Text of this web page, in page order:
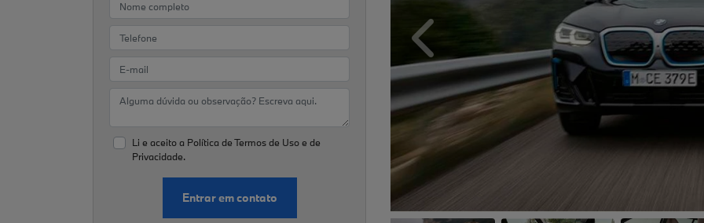
Li e aceito a Política de Termos de Uso e de
Privacidade.
Entrar em contato
Anterior